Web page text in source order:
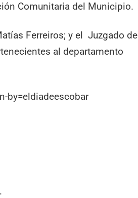
Comunitaria del Municipio.
Ferreiros; y el Juzgado de
al departamento
by=eldiadeescobar